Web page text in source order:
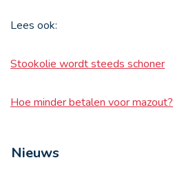
Lees ook:
Stookolie wordt steeds schoner
Hoe minder betalen voor mazout?
Nieuws